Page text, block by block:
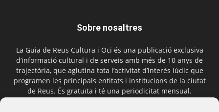
Sobre nosaltres
La Guia de Reus Cultura i Oci és una publicació exclusiva
d’informació cultural i de serveis amb més de 10 anys de
trajectòria, que aglutina tota l’activitat d’interès lúdic que
programen les principals entitats i institucions de la ciutat
de Reus. És gratuïta i té una periodicitat mensual.